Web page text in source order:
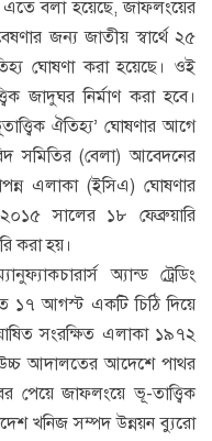
এতে বলা হয়েছে, জাফলংয়ের
জন্য জাতীয় স্বার্থে ২৫
ঘোষণা করা হয়েছে। ওই
জাদুঘর নির্মাণ করা হবে।
ঐতিহ্য’ ঘোষণার আগে
সমিতির (বেলা) আবেদনের
এলাকা (ইসিএ) ঘোষণার
সালের ১৮ ফেব্রুয়ারি
করা হয়।
অ্যান্ড ট্রেডিং
১৭ আগস্ট একটি চিঠি দিয়ে
সংরক্ষিত এলাকা ১৯৭২
উচ্চ আদালতের আদেশে পাথর
পেয়ে জাফলংয়ে ভূ-তাত্ত্বিক
খনিজ সম্পদ উন্নয়ন ব্যুরো